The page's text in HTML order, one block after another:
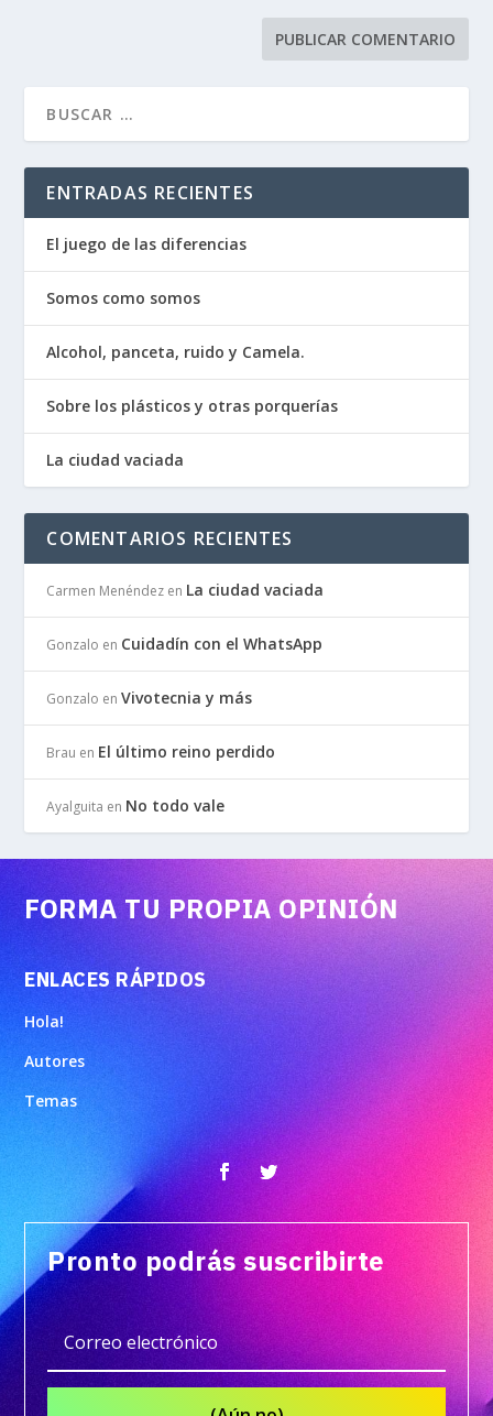
ENTRADAS RECIENTES
El juego de las diferencias
Somos como somos
Alcohol, panceta, ruido y Camela.
Sobre los plásticos y otras porquerías
La ciudad vaciada
COMENTARIOS RECIENTES
Carmen Menéndez en La ciudad vaciada
Gonzalo en Cuidadín con el WhatsApp
Gonzalo enVivotecnia y más
Brau en El último reino perdido
Ayalguita en No todo vale
FORMA TU PROPIA OPINIÓN
ENLACES RÁPIDOS
Hola!
Autores
Temas
Pronto podrás suscribirte